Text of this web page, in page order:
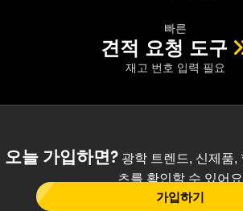
빠른
견적 요청 도구
재고 번호 입력 필요
오늘 가입하면?광학 트렌드, 신제품,
츠를 확인할 수 있어요
가입하기